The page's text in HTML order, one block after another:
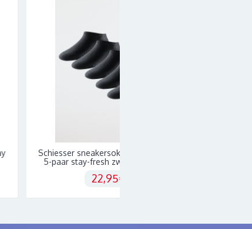
Schiesser sneakersokken voor heren
5-paar stay-fresh zwart-"Bleubird"